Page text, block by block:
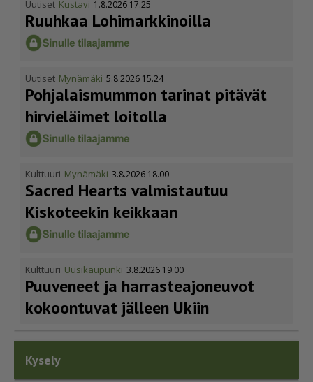
Uutiset Kustavi 1.8.2026 17.25
Ruuhkaa Lohimark­ki­noilla
Uutiset Mynämäki 5.8.2026 15.24
Pohja­lais­mummon tarinat pitävät
hirvieläimet loitolla
Kulttuuri Mynämäki 3.8.2026 18.00
Sacred Hearts valmistautuu
Kiskoteekin keikkaan
Kulttuuri Uusikaupunki 3.8.2026 19.00
Puuveneet ja harras­te­a­jo­neuvot
kokoontuvat jälleen Ukiin
Kysely